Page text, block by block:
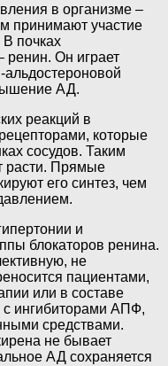
в организме –
принимают участие
почках
ренин. Он играет
АД.
реакций в
которые
сосудов. Таким
расти. Прямые
его синтез, чем
и
блокаторов ренина.
не
пациентами,
или в составе
с ингибиторами АПФ,
средствами.
не бывает
АД сохраняется